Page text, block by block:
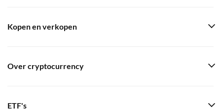
Kopen en verkopen
Over cryptocurrency
ETF's